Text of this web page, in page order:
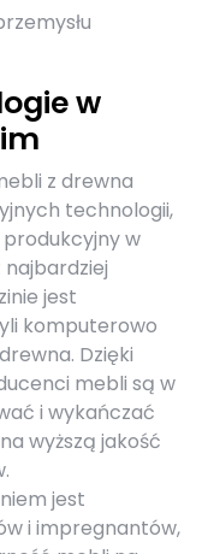
w
z drewna
technologii,
w
jest
komputerowo
Dzięki
mebli są w
i wykańczać
wyższą jakość
jest
i impregnantów,